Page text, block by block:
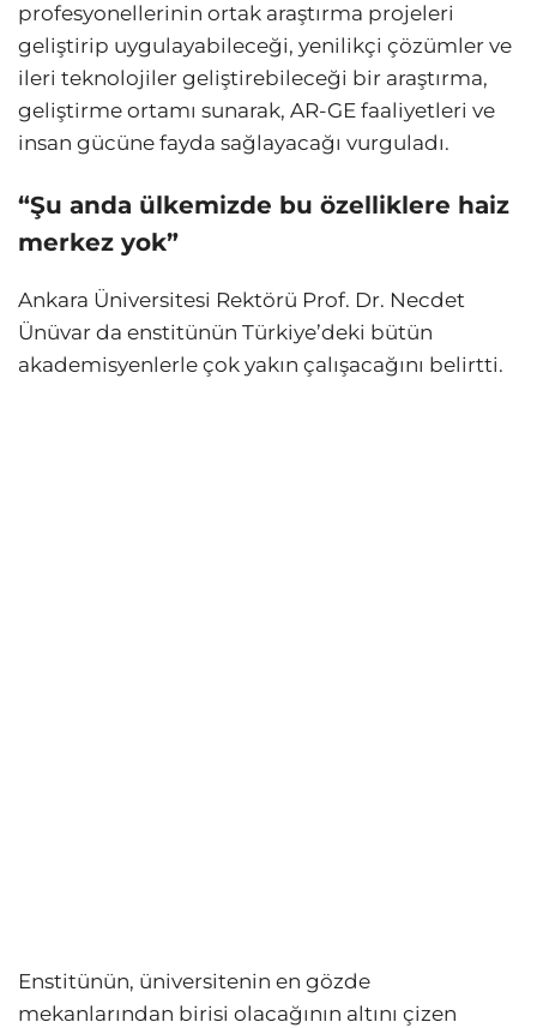
profesyonellerinin ortak araştırma projeleri
geliştirip uygulayabileceği, yenilikçi çözümler ve
ileri teknolojiler geliştirebileceği bir araştırma,
geliştirme ortamı sunarak, AR-GE faaliyetleri ve
insan gücüne fayda sağlayacağı vurguladı.
“Şu anda ülkemizde bu özelliklere haiz
merkez yok”
Ankara Üniversitesi Rektörü Prof. Dr. Necdet
Ünüvar da enstitünün Türkiye’deki bütün
akademisyenlerle çok yakın çalışacağını belirtti.
Enstitünün, üniversitenin en gözde
mekanlarından birisi olacağının altını çizen